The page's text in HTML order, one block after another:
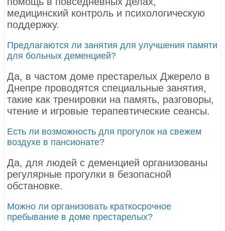
медицинский контроль и психологическую
поддержку.
Предлагаются ли занятия для улучшения памяти
для больных деменцией?
Да, в частом доме престарелых Джерело в
Днепре проводятся специальные занятия,
такие как тренировки на память, разговоры,
чтение и игровые терапевтические сеансы.
Есть ли возможность для прогулок на свежем
воздухе в пансионате?
Да, для людей с деменцией организованы
регулярные прогулки в безопасной
обстановке.
Можно ли организовать краткосрочное
пребывание в доме престарелых?